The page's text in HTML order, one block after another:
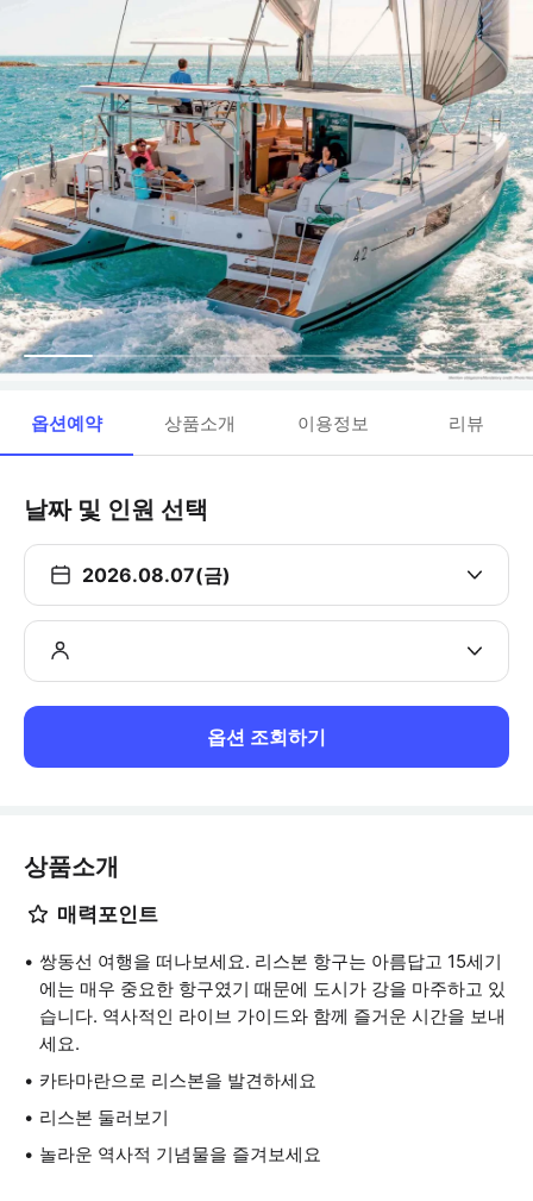
옵션예약 상품소개 이용정보 리뷰
날짜 및 인원 선택
2026.08.07(금)
옵션 조회하기
상품소개
매력포인트
쌍동선 여행을 떠나보세요. 리스본 항구는 아름답고 15세기
에는 매우 중요한 항구였기 때문에 도시가 강을 마주하고 있
습니다. 역사적인 라이브 가이드와 함께 즐거운 시간을 보내
세요.
카타마란으로 리스본을 발견하세요
리스본 둘러보기
놀라운 역사적 기념물을 즐겨보세요